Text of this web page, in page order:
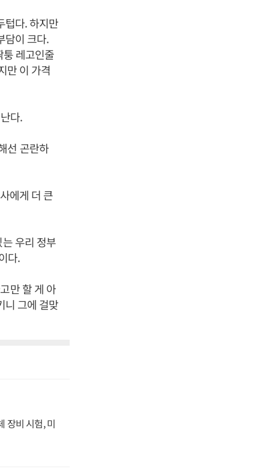
텁다. 하지만
담이 크다.
레고인줄
만 이 가격
다.
선 곤란하
에게 더 큰
우리 정부
다.
만 할 게 아
니 그에 걸맞
장비 시험, 미